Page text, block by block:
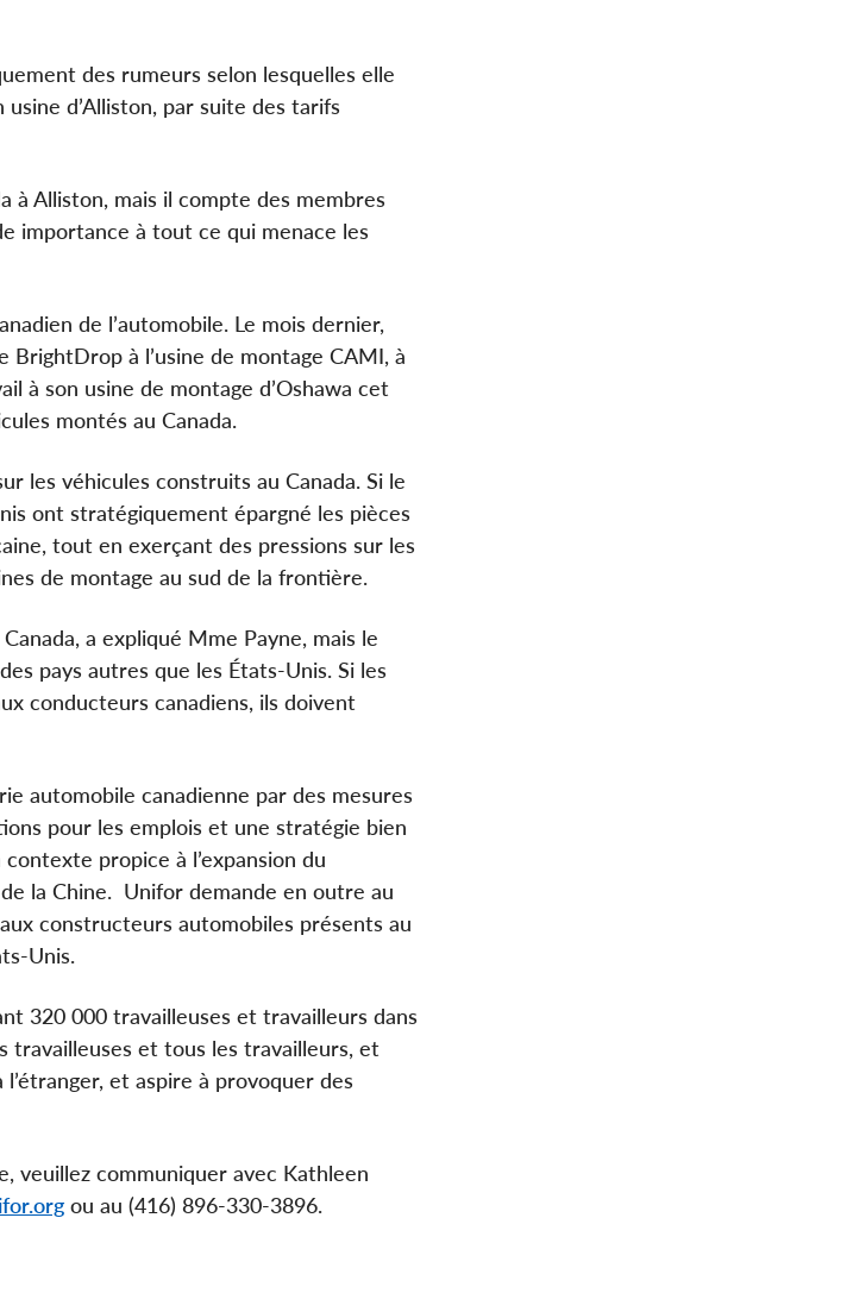
des rumeurs selon lesquelles elle
d’Alliston, par suite des tarifs
à Alliston, mais il compte des membres
importance à tout ce qui menace les
de l’automobile. Le mois dernier,
à l’usine de montage CAMI, à
à son usine de montage d’Oshawa cet
montés au Canada.
les véhicules construits au Canada. Si le
ont stratégiquement épargné les pièces
tout en exerçant des pressions sur les
de montage au sud de la frontière.
a expliqué Mme Payne, mais le
pays autres que les États-Unis. Si les
conducteurs canadiens, ils doivent
automobile canadienne par des mesures
pour les emplois et une stratégie bien
propice à l’expansion du
la Chine. Unifor demande en outre au
constructeurs automobiles présents au
Unis.
320 000 travailleuses et travailleurs dans
travailleuses et tous les travailleurs, et
et aspire à provoquer des
veuillez communiquer avec Kathleen
ou au (416) 896-330-3896.